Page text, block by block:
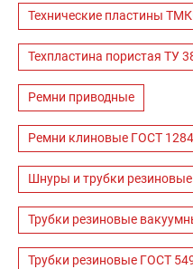
Технические пластины
Техпластина пористая ТУ
Ремни приводные
Ремни клиновые ГОСТ
Шнуры и трубки резиновые
Трубки резиновые
Трубки резиновые ГОСТ